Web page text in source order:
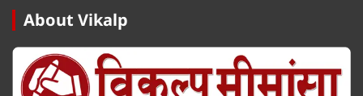
About Vikalp